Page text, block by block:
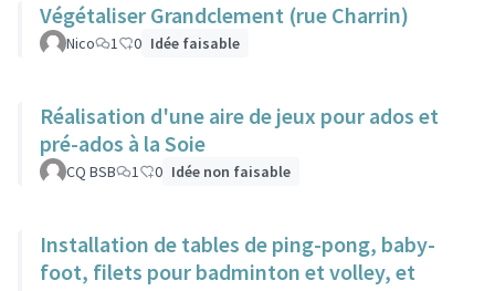
Végétaliser Grandclement (rue Charrin)
Nico 1 0 Idée faisable
Réalisation d'une aire de jeux pour ados et
pré-ados à la Soie
CQ BSB 1 0 Idée non faisable
Installation de tables de ping-pong, baby-
foot, filets pour badminton et volley, et